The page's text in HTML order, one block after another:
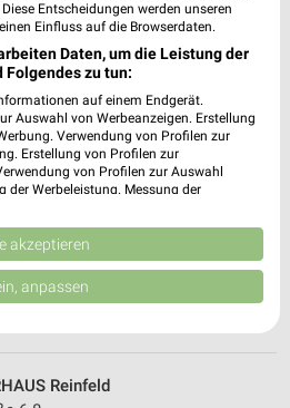
Lübeck
133
2 Prospekte
❯
Segeberg
3
19:00 Uhr |
Reinfeld
Entscheidungen werden unseren
Einfluss auf die Browserdaten.
Daten, um die Leistung der
Folgendes zu tun:
auf einem Endgerät.
Auswahl von Werbeanzeigen. Erstellung
Verwendung von Profilen zur
Erstellung von Profilen zur
von Profilen zur Auswahl
der Werbeleistung. Messung der
Quellen. Entwicklung und
reduzierter Daten zur Auswahl
Union weitergegeben und in die
Zwecke:
akzeptieren
anpassen